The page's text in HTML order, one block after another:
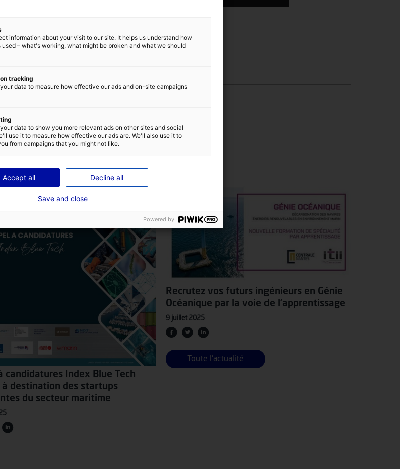
candidatures Index Blue Tech
à destination des startups
du secteur maritime
Recrutez vos futurs ingénieurs en Génie
Océanique par la voie de l’apprentissage
9 juillet 2025
Toute l'actualité
information about your visit to our site. It helps us understand how
used – what's working, what might be broken and what we should
tracking
data to measure how effective our ads and on-site campaigns
data to show you more relevant ads on other sites and social
use it to measure how effective our ads are. We'll also use it to
from campaigns that you might not like.
Accept all Decline all
Save and close
Powered by